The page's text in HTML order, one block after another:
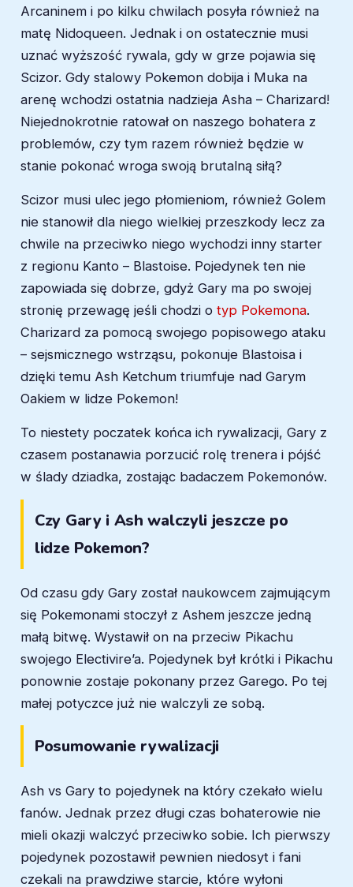
Arcaninem i po kilku chwilach posyła również na
matę Nidoqueen. Jednak i on ostatecznie musi
uznać wyższość rywala, gdy w grze pojawia się
Scizor. Gdy stalowy Pokemon dobija i Muka na
arenę wchodzi ostatnia nadzieja Asha – Charizard!
Niejednokrotnie ratował on naszego bohatera z
problemów, czy tym razem również będzie w
stanie pokonać wroga swoją brutalną siłą?
Scizor musi ulec jego płomieniom, również Golem
nie stanowił dla niego wielkiej przeszkody lecz za
chwile na przeciwko niego wychodzi inny starter
z regionu Kanto – Blastoise. Pojedynek ten nie
zapowiada się dobrze, gdyż Gary ma po swojej
stronię przewagę jeśli chodzi o typ Pokemona.
Charizard za pomocą swojego popisowego ataku
– sejsmicznego wstrząsu, pokonuje Blastoisa i
dzięki temu Ash Ketchum triumfuje nad Garym
Oakiem w lidze Pokemon!
To niestety poczatek końca ich rywalizacji, Gary z
czasem postanawia porzucić rolę trenera i pójść
w ślady dziadka, zostając badaczem Pokemonów.
Czy Gary i Ash walczyli jeszcze po
lidze Pokemon?
Od czasu gdy Gary został naukowcem zajmującym
się Pokemonami stoczył z Ashem jeszcze jedną
małą bitwę. Wystawił on na przeciw Pikachu
swojego Electivire’a. Pojedynek był krótki i Pikachu
ponownie zostaje pokonany przez Garego. Po tej
małej potyczce już nie walczyli ze sobą.
Posumowanie rywalizacji
Ash vs Gary to pojedynek na który czekało wielu
fanów. Jednak przez długi czas bohaterowie nie
mieli okazji walczyć przeciwko sobie. Ich pierwszy
pojedynek pozostawił pewnien niedosyt i fani
czekali na prawdziwe starcie, które wyłoni